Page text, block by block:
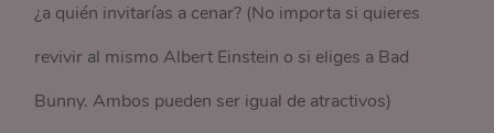
¿a quién invitarías a cenar? (No importa si quieres
revivir al mismo Albert Einstein o si eliges a Bad
Bunny. Ambos pueden ser igual de atractivos)